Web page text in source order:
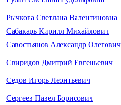
Рычкова Светлана Валентиновна
Сабакарь Кирилл Михайлович
Савостьянов Александр Олегович
Свиридов Дмитрий Евгеньевич
Седов Игорь Леонтьевич
Сергеев Павел Борисович